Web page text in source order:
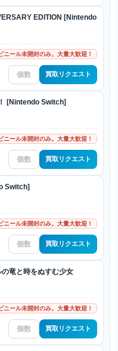
EDITION [Nintendo
ニール未開封のみ。大量大歓迎！
買取リクエスト
[Nintendo Switch]
ニール未開封のみ。大量大歓迎！
買取リクエスト
Switch]
ニール未開封のみ。大量大歓迎！
買取リクエスト
竜と時をぬすむ少女
ニール未開封のみ。大量大歓迎！
買取リクエスト